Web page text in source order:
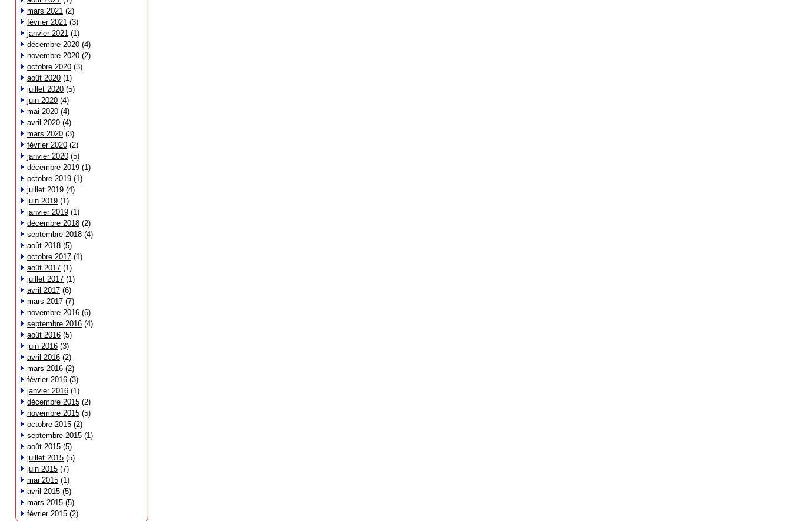
mars 2021 (2)
février 2021 (3)
janvier 2021 (1)
décembre 2020 (4)
novembre 2020 (2)
octobre 2020 (3)
août 2020 (1)
juillet 2020 (5)
juin 2020 (4)
mai 2020 (4)
avril 2020 (4)
mars 2020 (3)
février 2020 (2)
janvier 2020 (5)
décembre 2019 (1)
octobre 2019 (1)
juillet 2019 (4)
juin 2019 (1)
janvier 2019 (1)
décembre 2018 (2)
septembre 2018 (4)
août 2018 (5)
octobre 2017 (1)
août 2017 (1)
juillet 2017 (1)
avril 2017 (6)
mars 2017 (7)
novembre 2016 (6)
septembre 2016 (4)
août 2016 (5)
juin 2016 (3)
avril 2016 (2)
mars 2016 (2)
février 2016 (3)
janvier 2016 (1)
décembre 2015 (2)
novembre 2015 (5)
octobre 2015 (2)
septembre 2015 (1)
août 2015 (5)
juillet 2015 (5)
juin 2015 (7)
mai 2015 (1)
avril 2015 (5)
mars 2015 (5)
février 2015 (2)